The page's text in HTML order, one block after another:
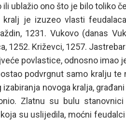
ublažio ono što je bilo toliko
kralj je izuzeo vlasti
1231. Vukovo (danas
1252. Križevci, 1257.
povlastice, odnosno imao
podvrgnut samo kralju
izabiranja novoga kralja,
Zlatnu su bulu
su uslijedila, moćni